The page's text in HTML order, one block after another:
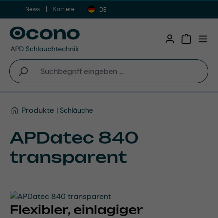
Zum Hauptinhalt springen
News Karriere DE
Produkte Schläuche
APDatec 840
transparent
Flexibler, einlagiger